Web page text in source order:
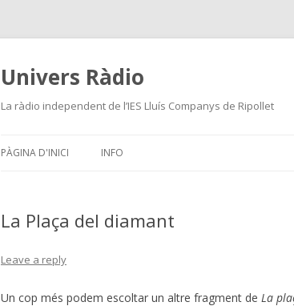
Univers Ràdio
La ràdio independent de l’IES Lluís Companys de Ripollet
PÀGINA D'INICI INFO
La Plaça del diamant
Leave a reply
Un cop més podem escoltar un altre fragment de La